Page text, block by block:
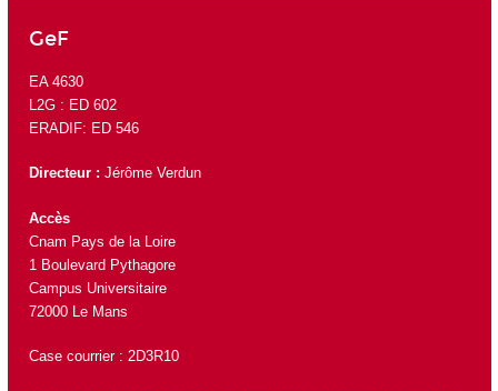
GeF
EA 4630
L2G : ED 602
ERADIF: ED 546
Directeur : Jérôme Verdun
Accès
Cnam Pays de la Loire
1 Boulevard Pythagore
Campus Universitaire
72000 Le Mans
Case courrier : 2D3R10